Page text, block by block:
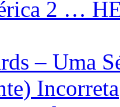
2 …
– Uma
Incorreta